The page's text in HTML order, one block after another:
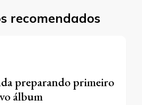
recomendados
preparando primeiro
álbum